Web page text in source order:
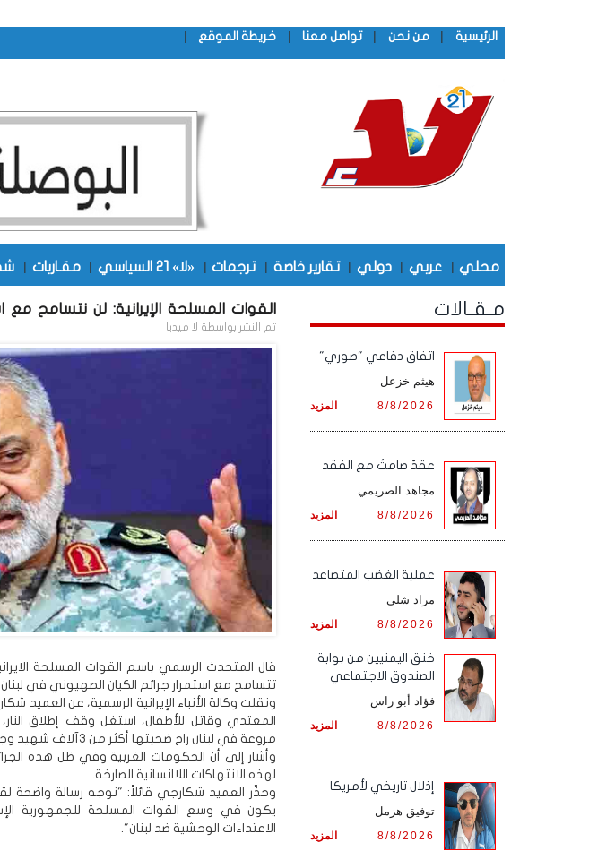
الرئيسية | من نحن | تواصل معنا | خريطة الموقع |
محلي | عربي | دولي | تقارير خاصة | ترجمات | «لا» 21 السياسي | مقـاربات |
القوات المسلحة الإيرانية: لن نتسامح مع
تم النشر بواسطة لا ميديا
قال المتحدث الرسمي باسم القوات المسلحة
تتسامح مع استمرار جرائم الكيان الصهيوني في لبنان.
ونقلت وكالة الأنباء الإيرانية الرسمية، عن العميد
المعتدي وقاتل للأطفال، استغل وقف إطلاق النار،
مروعة في لبنان راح ضحيتها أكثر من 3آلاف شهيد وجريح من الأبرياء، بينهم نساء وأطفال".
وأشار إلى أن الحكومات الغربية وفي ظل هذه
لهذه الانتهاكات اللاانسانية الصارخة.
وحذّر العميد شكارجي قائلاً: "نوجه رسالة واضحة
يكون في وسع القوات المسلحة للجمهورية
الاعتداءات الوحشية ضد لبنان".
مـقـالات
اتفاق دفاعي "صوري"
هيثم خزعل
المزيد 8/8/2026
عقدٌ صامتٌ مع الفقد
مجاهد الصريمي
المزيد 8/8/2026
‏عملية الغضب المتصاعد
مراد شلي
المزيد 8/8/2026
خنق اليمنيين من بوابة
الصندوق الاجتماعي
فؤاد أبو راس
المزيد 8/8/2026
إذلال تاريخي لأمريكا
توفيق هزمل
المزيد 8/8/2026